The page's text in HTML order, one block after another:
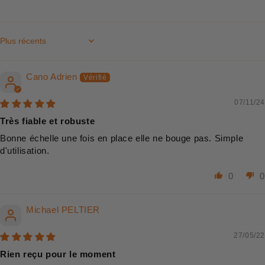
Sort by
Cano Adrien
07/11/24
Très fiable et robuste
Bonne échelle une fois en place elle ne bouge pas. Simple
d'utilisation.
0 0
Michael PELTIER
27/05/22
Rien reçu pour le moment